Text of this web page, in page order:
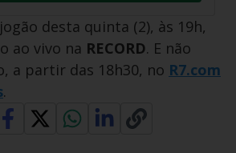
desta quinta (2), às 19h,
ao vivo na RECORD. E não
a partir das 18h30, no R7.com
.